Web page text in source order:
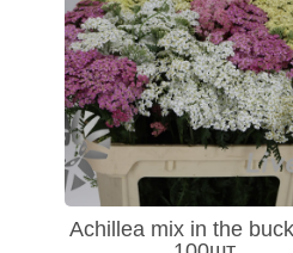
Achillea mix in the